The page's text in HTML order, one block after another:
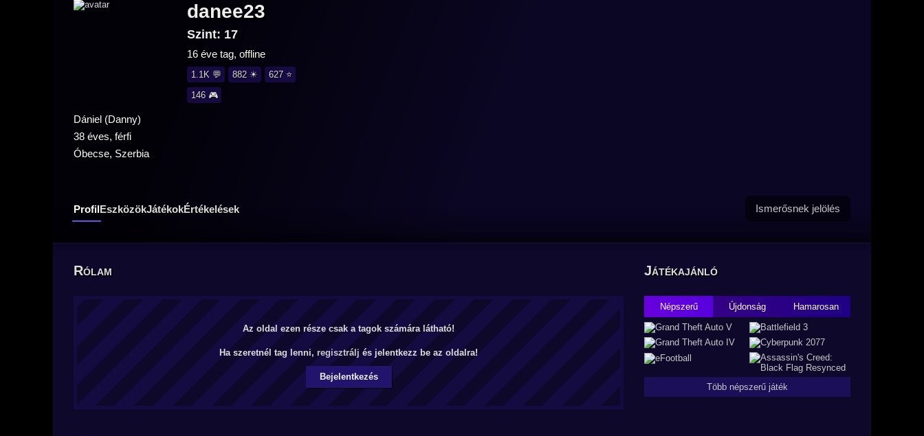
danee23
Szint: 17
16 éve tag, offline
1.1K 💬 882 ☀
627 ⭐
146 🎮
Dániel (Danny)
38 éves, férfi
Óbecse, Szerbia
ProfilEszközökJátékokÉrtékelések Ismerősnek jelölés
Rólam
Az oldal ezen része csak a tagok számára látható!
Ha szeretnél tag lenni, regisztrálj és jelentkezz be az oldalra!
Bejelentkezés
Játékajánló
Népszerű Újdonság Hamarosan
Több népszerű játék